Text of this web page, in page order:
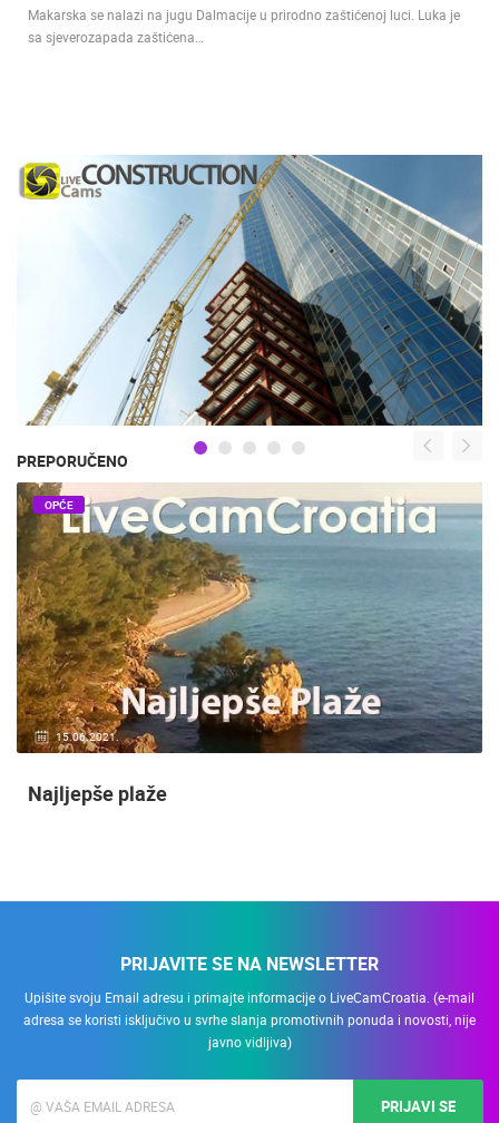
Makarska se nalazi na jugu Dalmacije u prirodno zaštićenoj luci. Luka je
sa sjeverozapada zaštićena…
PREPORUČENO
15.06.2021.
OPĆE
Najljepše plaže
PRIJAVITE SE NA NEWSLETTER
Upišite svoju Email adresu i primajte informacije o LiveCamCroatia. (e-mail
adresa se koristi isključivo u svrhe slanja promotivnih ponuda i novosti, nije
javno vidljiva)
PRIJAVI SE